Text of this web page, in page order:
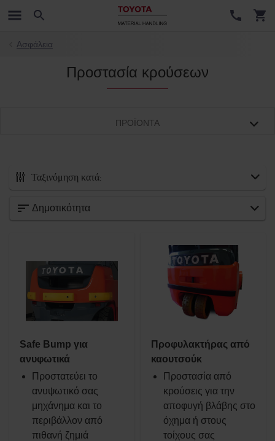
Ασφάλεια
Προστασία κρούσεων
ΠΡΟΪΌΝΤΑ
Ταξινόμηση κατά:
Όλα τα αξεσουάρ
Πιρούνια και επεκτάσεις πιρουνιών
Προσαρτήματα περονοφόρου ανυψωτικού
Ασφάλεια
Πατίνια και Τρόλεϊ
Μπαταρία και Ηλεκτρονικά
Εσωτερικοί χώροι
Βάσεις RAM
Ρουχισμός εργασίας
Toyota Fanshop
Φώτα
Χειμώνας
Αναλώσιμα
Χώρος εργασίας & αποθήκη
Δημοτικότητα
Safe Bump για
ανυφωτικά
Προστατεύει το
ανυψωτικό σας
μηχάνημα και το
περιβάλλον από
πιθανή ζημιά
Προφυλακτήρας από
καουτσούκ
Προστασία από
κρούσεις για την
αποφυγή βλάβης στο
όχημα ή στους
τοίχους σας